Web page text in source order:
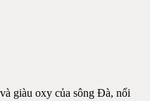
giàu oxy của sông Đà, nổi